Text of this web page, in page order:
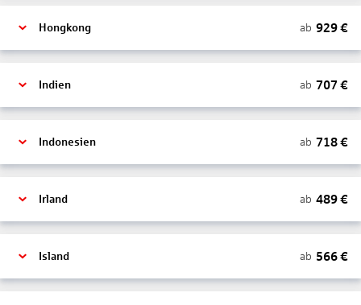
Hongkong ab 929€
Indien ab 707 €
Indonesien ab 718€
Irland ab 489€
Island ab 566€